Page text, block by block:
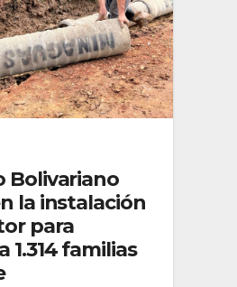
Bolivariano
la instalación
para
1.314 familias